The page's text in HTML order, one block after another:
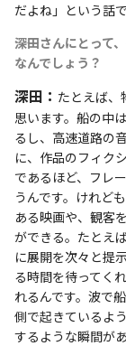
だよね」という話
――深田さんにとっ
なんでしょう？
深田： たとえば、
思います。船の中
るし、高速道路の
に、作品のフィク
であるほど、フレ
うんです。けれど
ある映画や、観客
ができる。たとえ
に展開を次々と提
る時間を待ってく
れるんです。波で
側で起きているよ
するような瞬間があ